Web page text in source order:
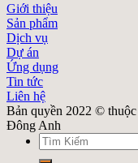
Giới thiệu
Sản phẩm
Dịch vụ
Dự án
Ứng dụng
Tin tức
Liên hệ
Bản quyền 2022 ©
Đông Anh
Search
for: